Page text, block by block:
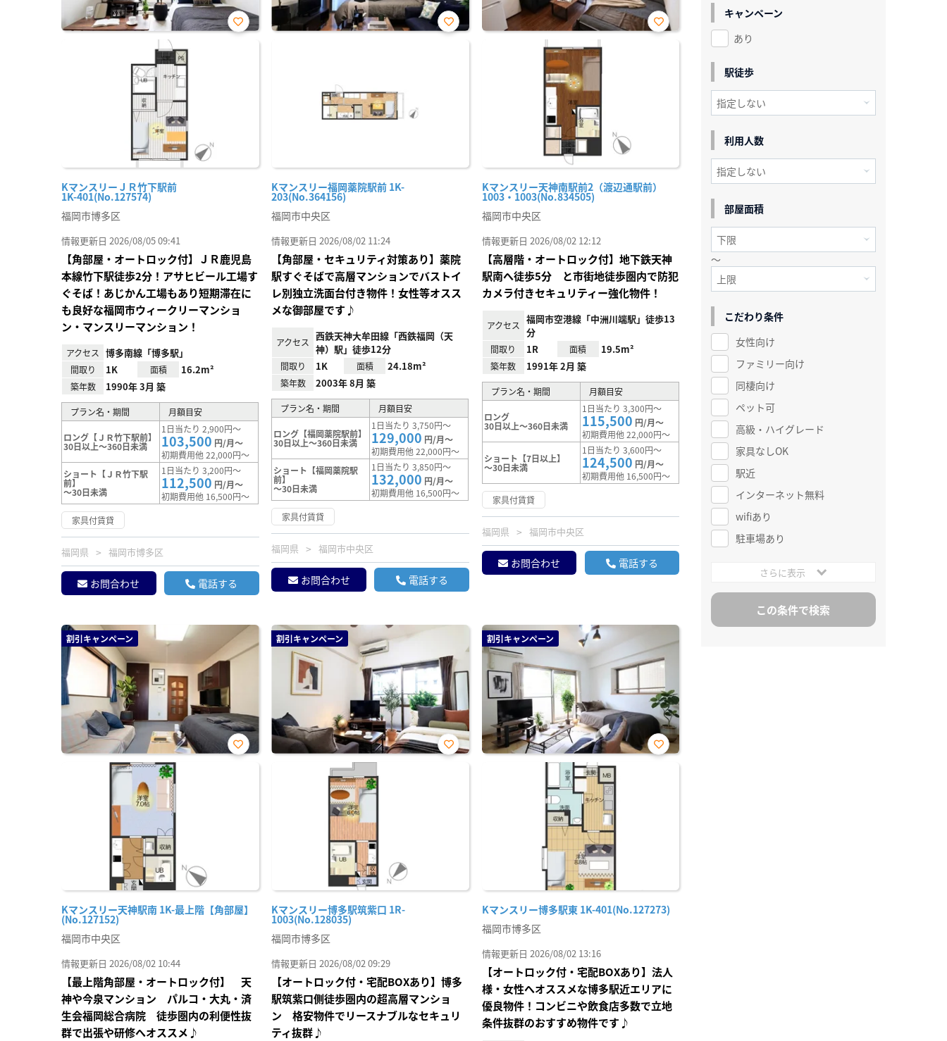
KマンスリーＪＲ竹下駅前
1K-401(No.127574)
お気
福岡市博多区
情報更新日 2026/08/05 09:41
【角部屋・オートロック付】ＪＲ鹿児島
本線竹下駅徒歩2分！アサヒビール工場す
ぐそば！あじかん工場もあり短期滞在に
も良好な福岡市ウィークリーマンショ
ン・マンスリーマンション！
アクセス 博多南線「博多駅」
間取り 1K 面積 16.2m²
築年数 1990年 3月 築
プラン名・期間 月額目安
ロング【ＪＲ竹下駅前】
30日以上～360日未満
1日当たり 2,900円～
103,500 円/月～
初期費用他 22,000円～
ショート【ＪＲ竹下駅
前】
～30日未満
1日当たり 3,200円～
112,500 円/月～
初期費用他 16,500円～
家具付賃貸
福岡県 福岡市博多区
お問合わせ 電話する
Kマンスリー福岡薬院駅前 1K-
203(No.364156)
お気
福岡市中央区
情報更新日 2026/08/02 11:24
【角部屋・セキュリティ対策あり】薬院
駅すぐそばで高層マンションでバストイ
レ別独立洗面台付き物件！女性等オスス
メな御部屋です♪
アクセス
西鉄天神大牟田線「西鉄福岡（天
神）駅」徒歩12分
間取り 1K 面積 24.18m²
築年数 2003年 8月 築
プラン名・期間 月額目安
ロング【福岡薬院駅前】
30日以上～360日未満
1日当たり 3,750円～
129,000 円/月～
初期費用他 22,000円～
ショート【福岡薬院駅
前】
～30日未満
1日当たり 3,850円～
132,000 円/月～
初期費用他 16,500円～
家具付賃貸
福岡県 福岡市中央区
お問合わせ 電話する
Kマンスリー天神南駅前2（渡辺通駅前）
1003・1003(No.834505)
お気
福岡市中央区
情報更新日 2026/08/02 12:12
【高層階・オートロック付】地下鉄天神
駅南へ徒歩5分 と市街地徒歩圏内で防犯
カメラ付きセキュリティー強化物件！
アクセス
福岡市空港線「中洲川端駅」徒歩13
分
間取り 1R 面積 19.5m²
築年数 1991年 2月 築
プラン名・期間 月額目安
ロング
30日以上～360日未満
1日当たり 3,300円～
115,500 円/月～
初期費用他 22,000円～
ショート【7日以上】
～30日未満
1日当たり 3,600円～
124,500 円/月～
初期費用他 16,500円～
家具付賃貸
福岡県 福岡市中央区
お問合わせ 電話する
割引キャンペーン
Kマンスリー天神駅南 1K-最上階【角部屋】
(No.127152)
お気
福岡市中央区
情報更新日 2026/08/02 10:44
【最上階角部屋・オートロック付】 天
神や今泉マンション パルコ・大丸・済
生会福岡総合病院 徒歩圏内の利便性抜
群で出張や研修へオススメ♪
割引キャンペーン
Kマンスリー博多駅筑紫口 1R-
1003(No.128035)
お気
福岡市博多区
情報更新日 2026/08/02 09:29
【オートロック付・宅配BOXあり】博多
駅筑紫口側徒歩圏内の超高層マンショ
ン 格安物件でリースナブルなセキュリ
ティ抜群♪
割引キャンペーン
Kマンスリー博多駅東 1K-401(No.127273)
お気
福岡市博多区
情報更新日 2026/08/02 13:16
【オートロック付・宅配BOXあり】法人
様・女性へオススメな博多駅近エリアに
優良物件！コンビニや飲食店多数で立地
条件抜群のおすすめ物件です♪
キャンペーン
あり
駅徒歩
利用人数
部屋面積
～
こだわり条件
女性向け
ファミリー向け
同棲向け
ペット可
高級・ハイグレード
家具なしOK
駅近
インターネット無料
wifiあり
駐車場あり
さらに表示